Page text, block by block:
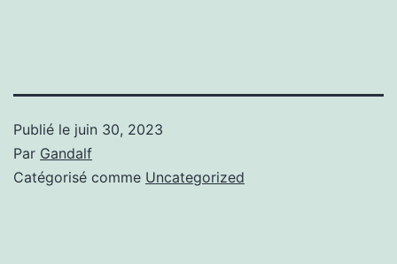
Publié le juin 30, 2023
Par Gandalf
Catégorisé comme Uncategorized